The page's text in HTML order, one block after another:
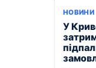
НОВИНИ
У